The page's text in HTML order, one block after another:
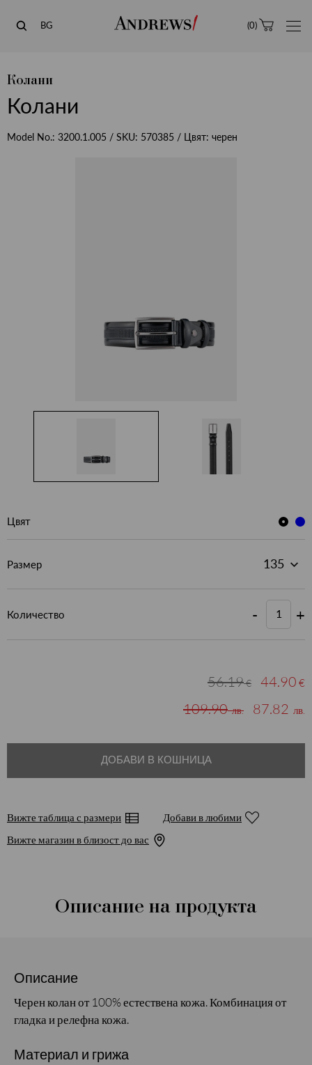
Andrews
BG (0)
Колани
Колани
Model No.: 3200.1.005 / SKU: 570385 / Цвят: черен
Цвят
Размер
Количество - +
56.19€ 44.90 €
109.90лв. 87.82 лв.
ДОБАВИ В КОШНИЦА
Вижте таблица с размери
Добави в любими
Вижте магазин в близост до вас
Описание на продукта
Описание
Черен колан от 100% естествена кожа. Комбинация от
гладка и релефна кожа.
Материал и грижа